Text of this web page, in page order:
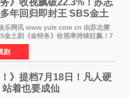
务》收视飙破22.3%！苏志
年回归即封王 SBS金土
录诞生
网讯 www yule com cn 由苏志燮
金土剧《金特务》收视率持续狂飙！7
的第6集全国平均收视率高达22 3%，
冲上26 4%，不仅再度刷新自身纪
同时段
剧
！》提档7月18日！凡人硬
站着也要成仙